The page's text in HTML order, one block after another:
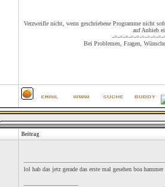
Verzweifle nicht, wenn geschriebene Programme nicht
auf Anhieb
-=-=-=-=-=-=-=-=-
Bei Problemen, Fragen,
Beitrag
lol hab das jetz gerade das erste mal gesehen boa